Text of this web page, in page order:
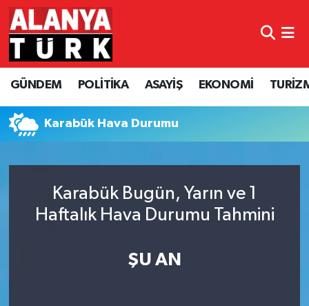
GÜNDEM POLİTİKA ASAYİŞ EKONOMİ
Karabük Hava Durumu
Karabük Bugün, Yarın ve 1
Haftalık Hava Durumu Tahmini
ŞU AN
GÜNDEM
POLİTİKA
ASAYİŞ
TURİZM
Nöbetçi Eczaneler
Hava Durumu
Namaz Vakitleri
Süper Lig Puan Durumu ve Fikstür
Son Dakika Haberleri